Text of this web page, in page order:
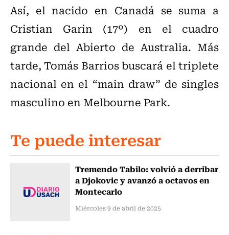
Así, el nacido en Canadá se suma a
Cristian Garin (17º) en el cuadro
grande del Abierto de Australia. Más
tarde, Tomás Barrios buscará el triplete
nacional en el “main draw” de singles
masculino en Melbourne Park.
Te puede interesar
Tremendo Tabilo: volvió a derribar
a Djokovic y avanzó a octavos en
Montecarlo
Miércoles 9 de abril de 2025